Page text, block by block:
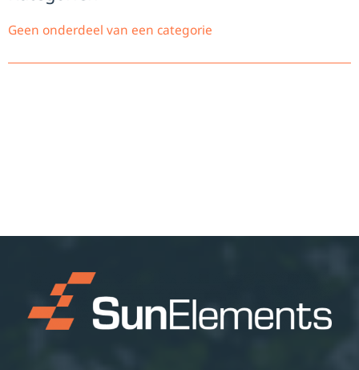
Geen onderdeel van een categorie